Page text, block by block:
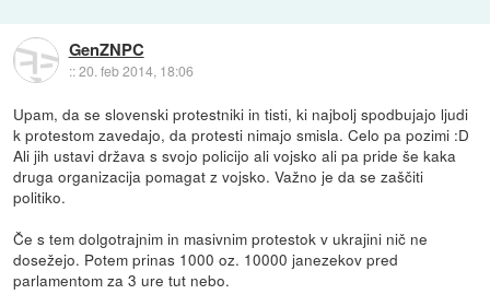
GenZNPC
::20. feb 2014, 18:06
Upam, da se slovenski protestniki in tisti, ki najbolj spodbujajo ljudi
k protestom zavedajo, da protesti nimajo smisla. Celo pa pozimi :D
Ali jih ustavi država s svojo policijo ali vojsko ali pa pride še kaka
druga organizacija pomagat z vojsko. Važno je da se zaščiti
politiko.
Če s tem dolgotrajnim in masivnim protestok v ukrajini nič ne
dosežejo. Potem prinas 1000 oz. 10000 janezekov pred
parlamentom za 3 ure tut nebo.